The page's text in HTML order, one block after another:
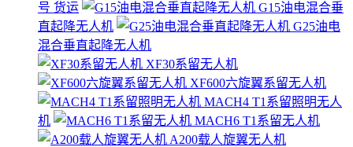
号 货运
G15油电混合垂
直起降无人机
G25油电
混合垂直起降无人机
XF30系留无人机
XF600六旋翼系留无人机
MACH4 T1系留照明无人
机
MACH6 T1系留无人机
A200载人旋翼无人机